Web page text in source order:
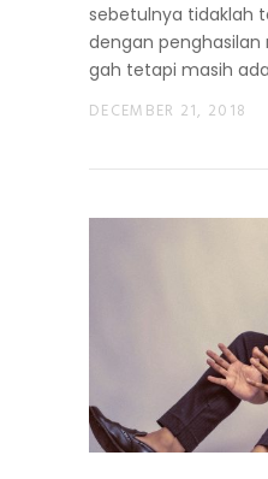
sebetulnya tidaklah
dengan penghasilan
gah tetapi masih
DECEMBER 21, 2018